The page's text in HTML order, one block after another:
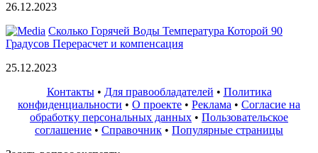
26.12.2023
Сколько Горячей Воды Температура Которой 90
Градусов Перерасчет и компенсация
25.12.2023
Контакты• Для правообладателей • Политика
конфиденциальности • О проекте • Реклама • Согласие на
обработку персональных данных • Пользовательское
соглашение • Справочник • Популярные страницы